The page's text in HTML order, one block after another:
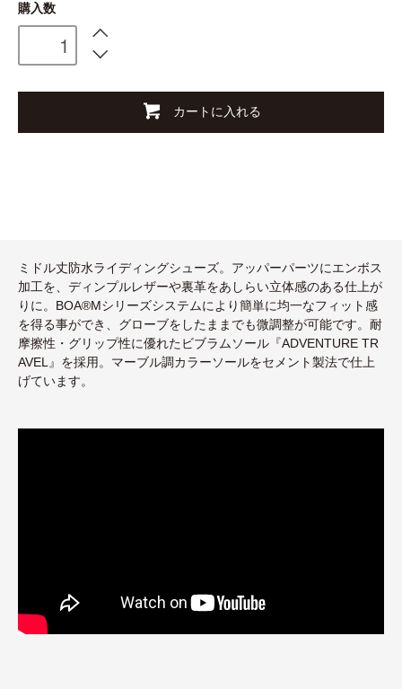
購入数
カートに入れる
ミドル丈防水ライディングシューズ。アッパーパーツにエンボス
加工を、ディンプルレザーや裏革をあしらい立体感のある仕上が
りに。BOA®Mシリーズシステムにより簡単に均一なフィット感
を得る事ができ、グローブをしたままでも微調整が可能です。耐
摩擦性・グリップ性に優れたビブラムソール『ADVENTURE TR
AVEL』を採用。マーブル調カラーソールをセメント製法で仕上
げています。